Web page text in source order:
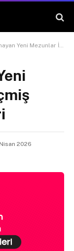
İçin Özgeçmiş Hazırlama Taktikleri
2026